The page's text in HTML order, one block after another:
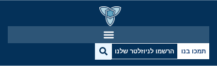
תמכו בנו הרשמו לניוזלטר שלנו